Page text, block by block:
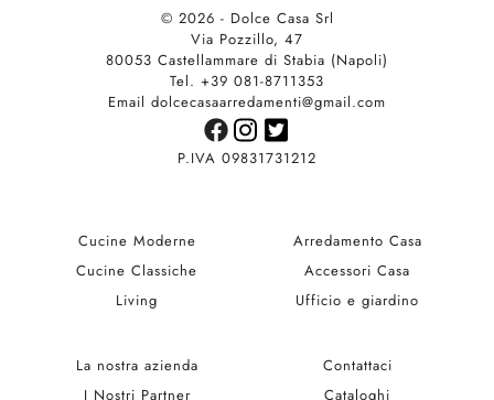
© 2026 - Dolce Casa Srl
Via Pozzillo, 47
80053 Castellammare di Stabia (Napoli)
Tel. +39 081-8711353
Email dolcecasaarredamenti@gmail.com
P.IVA 09831731212
Cucine Moderne
Cucine Classiche
Living
Arredamento Casa
Accessori Casa
Ufficio e giardino
La nostra azienda
I Nostri Partner
Contattaci
Cataloghi